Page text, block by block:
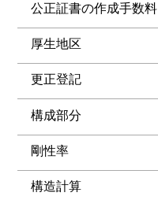
公正証書の作成手数料
厚生地区
更正登記
構成部分
剛性率
構造計算